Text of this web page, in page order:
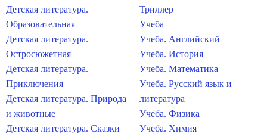
Детская литература.
Образовательная
Детская литература.
Остросюжетная
Детская литература.
Приключения
Детская литература. Природа
и животные
Детская литература. Сказки
Триллер
Учеба
Учеба. Английский
Учеба. История
Учеба. Математика
Учеба. Русский язык и
литература
Учеба. Физика
Учеба. Химия